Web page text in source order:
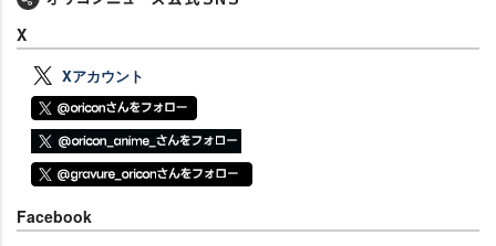
X
Xアカウント
Facebook